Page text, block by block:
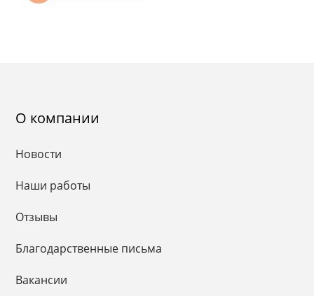
О компании
Новости
Наши работы
Отзывы
Благодарственные письма
Вакансии